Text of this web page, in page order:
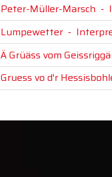
Peter-Müller-Marsch -
Lumpewetter-
Ä Grüäss vom Geissriggä
Gruess vo d'r